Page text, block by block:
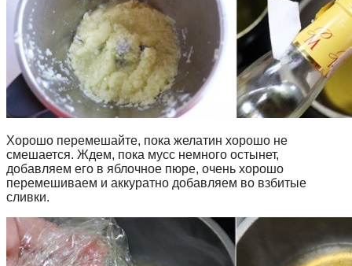
Хорошо перемешайте, пока желатин хорошо не
смешается. Ждем, пока мусс немного остынет,
добавляем его в яблочное пюре, очень хорошо
перемешиваем и аккуратно добавляем во взбитые
сливки.